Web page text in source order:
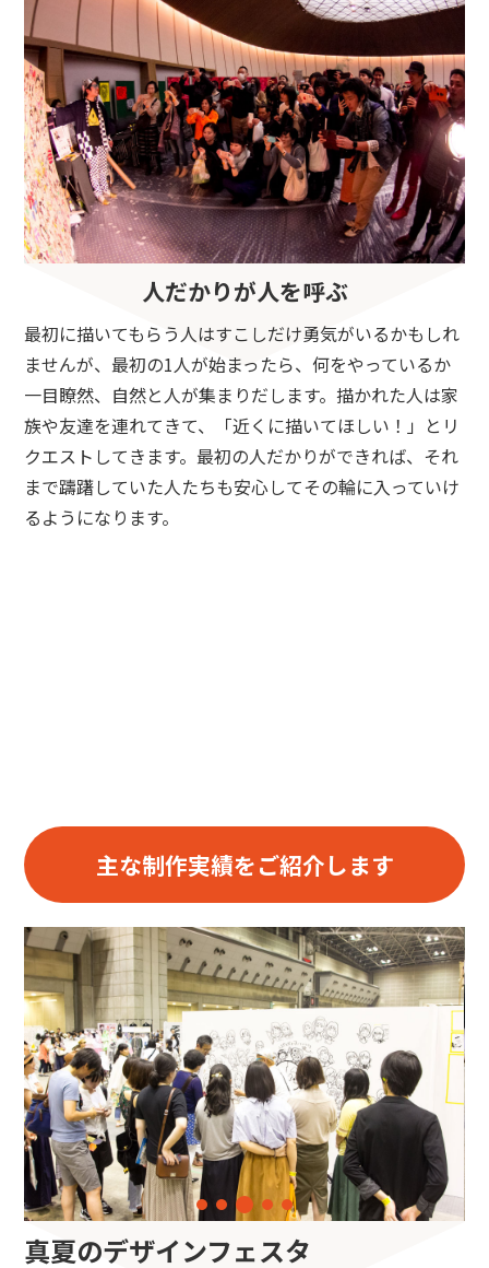
人だかりが人を呼ぶ
最初に描いてもらう人はすこしだけ勇気がいるかもしれ
ませんが、最初の1人が始まったら、何をやっているか
一目瞭然、自然と人が集まりだします。描かれた人は家
族や友達を連れてきて、「近くに描いてほしい！」とリ
クエストしてきます。最初の人だかりができれば、それ
まで躊躇していた人たちも安心してその輪に入っていけ
るようになります。
主な制作実績をご紹介します
真夏のデザインフェスタ